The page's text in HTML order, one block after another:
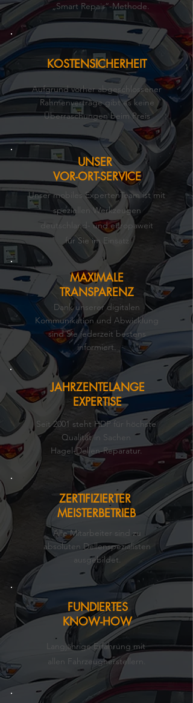
„Smart Repair“-Methode.
Aufgrund vorher abgeschlossener
Rahmenverträge gibt es keine
Überraschungen beim Preis
KOSTENSICHERHEIT
Unser mobiles ExpertenTeam ist mit
speziellen Werkzeugen
d eutschland- und europaweit
für Sie im Einsatz
UNSER
VOR-ORT-SERVICE
Dank unserer digitalen
Kommunikation und Abwicklung
sind Sie jederzeit bestens
informiert.
MAXIMALE
TRANSPARENZ
Seit 2001 steht HDP für höchste
Qualität in Sachen
Hagel-Dellen-Reparatur.
JAHRZENTELANGE
EXPERTISE
Alle Mitarbeiter sind zu
absoluten Dellenspezialisten
ausgebildet.
ZERTIFIZIERTER
MEISTERBETRIEB
LangjährigeErfahrung mit
allen Fahrzeugherstellern.
FUNDIERTES
KNOW-HOW